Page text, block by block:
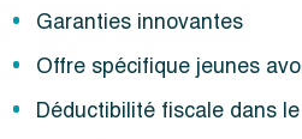
Garanties innovantes
Offre spécifique jeunes
Déductibilité fiscale dans